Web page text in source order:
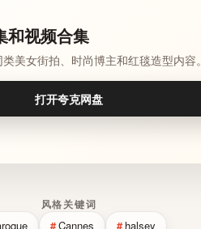
和视频合集
美女街拍、时尚博主和红毯造型内容。
打开夸克网盘
风格关键词
Cannes halsey